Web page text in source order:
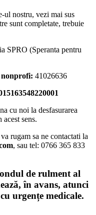
ul nostru, vezi mai sus
sunt completate, trebuie
SPRO (Speranta pentru
nonprofi: 41026636
cu noi la desfasurarea
sens.
rugam sa ne contactati la
, sau tel: 0766 365 833
de rulment al
în avans, atunci
urgențe medicale.